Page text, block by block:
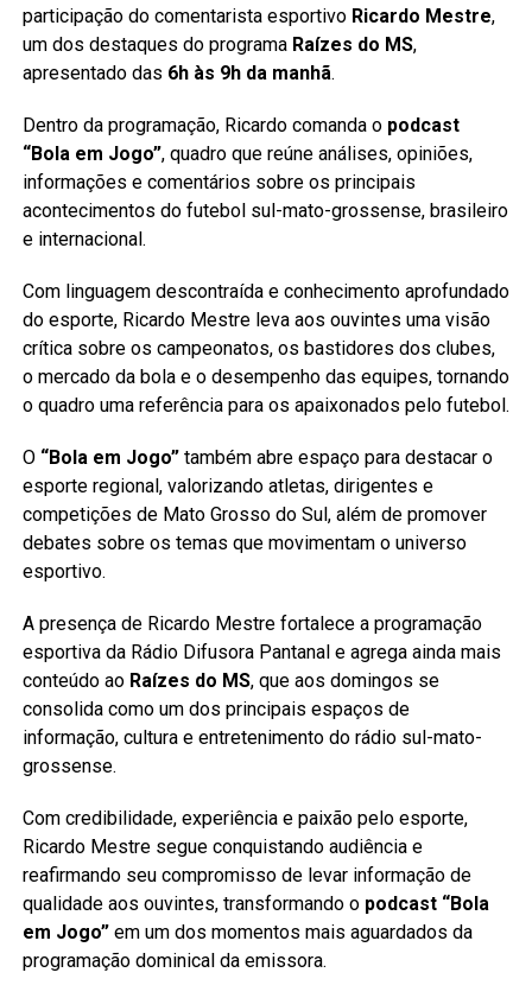
participação do comentarista esportivo Ricardo Mestre,
um dos destaques do programa Raízes do MS,
apresentado das 6h às 9h da manhã.
Dentro da programação, Ricardo comanda o podcast
“Bola em Jogo”, quadro que reúne análises, opiniões,
informações e comentários sobre os principais
acontecimentos do futebol sul-mato-grossense, brasileiro
e internacional.
Com linguagem descontraída e conhecimento aprofundado
do esporte, Ricardo Mestre leva aos ouvintes uma visão
crítica sobre os campeonatos, os bastidores dos clubes,
o mercado da bola e o desempenho das equipes, tornando
o quadro uma referência para os apaixonados pelo futebol.
O “Bola em Jogo”também abre espaço para destacar o
esporte regional, valorizando atletas, dirigentes e
competições de Mato Grosso do Sul, além de promover
debates sobre os temas que movimentam o universo
esportivo.
A presença de Ricardo Mestre fortalece a programação
esportiva da Rádio Difusora Pantanal e agrega ainda mais
conteúdo ao Raízes do MS, que aos domingos se
consolida como um dos principais espaços de
informação, cultura e entretenimento do rádio sul-mato-
grossense.
Com credibilidade, experiência e paixão pelo esporte,
Ricardo Mestre segue conquistando audiência e
reafirmando seu compromisso de levar informação de
qualidade aos ouvintes, transformando o podcast “Bola
em Jogo”em um dos momentos mais aguardados da
programação dominical da emissora.